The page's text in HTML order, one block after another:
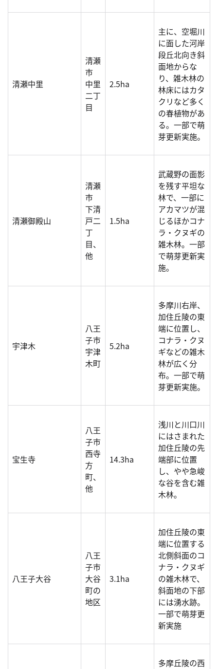
清瀬中里
清瀬
市
中里
二丁
目
2.5ha
主に、空堀川
に面した河岸
段丘北向き斜
面地からな
り、雑木林の
林床にはカタ
クリなど多く
の春植物があ
る。一部で萌
芽更新実施。
清瀬御殿山
清瀬
市
下清
戸二
丁
目、
他
1.5ha
武蔵野の面影
を残す平坦な
林で、一部に
アカマツが混
じるほかコナ
ラ・クヌギの
雑木林。一部
で萌芽更新実
施。
宇津木
八王
子市
宇津
木町
5.2ha
多摩川右岸、
加住丘陵の東
端に位置し、
コナラ・クヌ
ギなどの雑木
林が広く分
布。一部で萌
芽更新実施。
宝生寺
八王
子市
西寺
方
町、
他
14.3ha
浅川と川口川
にはさまれた
加住丘陵の先
端部に位置
し、やや急峻
な谷を含む雑
木林。
八王子大谷
八王
子市
大谷
町の
地区
3.1ha
加住丘陵の東
端に位置する
北側斜面のコ
ナラ・クヌギ
の雑木林で、
斜面地の下部
には湧水跡。
一部で萌芽更
新実施
多摩丘陵の西